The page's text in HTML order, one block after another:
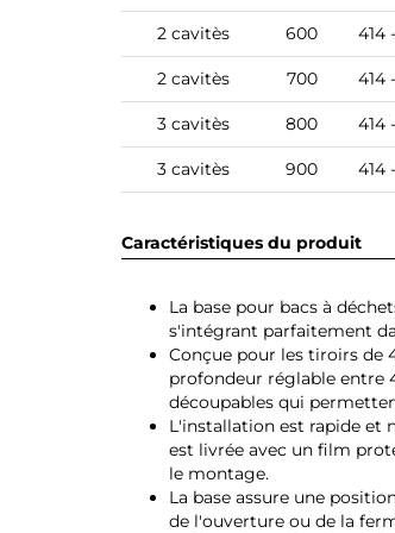
2 cavitès 600 414
2 cavitès 700 414
3 cavitès 800 414
3 cavitès 900 414
Caractéristiques du produit
La base pour bacs à
s'intégrant parfaitement
Conçue pour les tiroirs de
profondeur réglable entre
découpables qui
L'installation est rapide et
est livrée avec un film
le montage.
La base assure une
de l'ouverture ou de la